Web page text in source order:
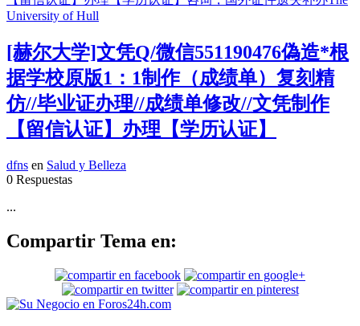
[赫尔大学]文凭Q/微信551190476偽造*根
据学校原版1：1制作（成绩单）复刻精
仿//毕业证办理//成绩单修改//文凭制作
【留信认证】办理【学历认证】
dfns en Salud y Belleza
0 Respuestas
...
Compartir Tema en: